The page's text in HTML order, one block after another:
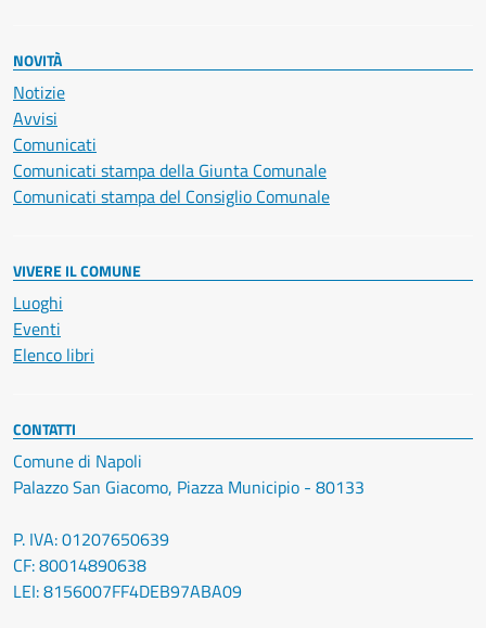
NOVITÀ
Notizie
Avvisi
Comunicati
Comunicati stampa della Giunta Comunale
Comunicati stampa del Consiglio Comunale
VIVERE IL COMUNE
Luoghi
Eventi
Elenco libri
CONTATTI
Comune di Napoli
Palazzo San Giacomo, Piazza Municipio - 80133
P. IVA: 01207650639
CF: 80014890638
LEI: 8156007FF4DEB97ABA09